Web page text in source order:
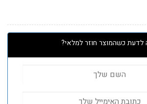
לדעת כשהמוצר חוזר למלאי?